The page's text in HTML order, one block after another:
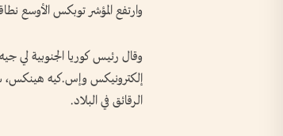
وارتفع المؤشر توبكس الأوسع نطاقاً 0.47% إلى 3982
وقال رئيس كوريا الجنوبية لي
الرقائق في البلاد.